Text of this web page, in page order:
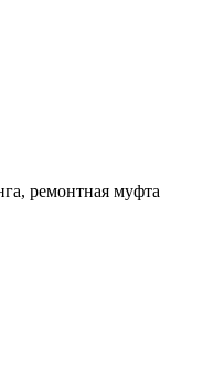
ремонтная муфта